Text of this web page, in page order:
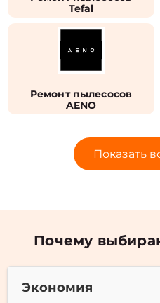
Tefal
Ремонт пылесосов
AENO
Показать
Почему
Экономия